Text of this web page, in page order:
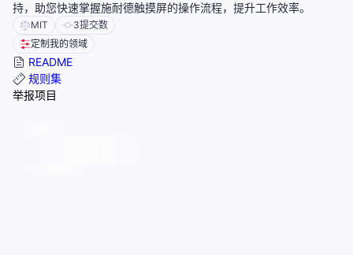
持，助您快速掌握施耐德触摸屏的操作流程，提升工作效率。
MIT 3提交数
定制我的领域
README
规则集
举报项目